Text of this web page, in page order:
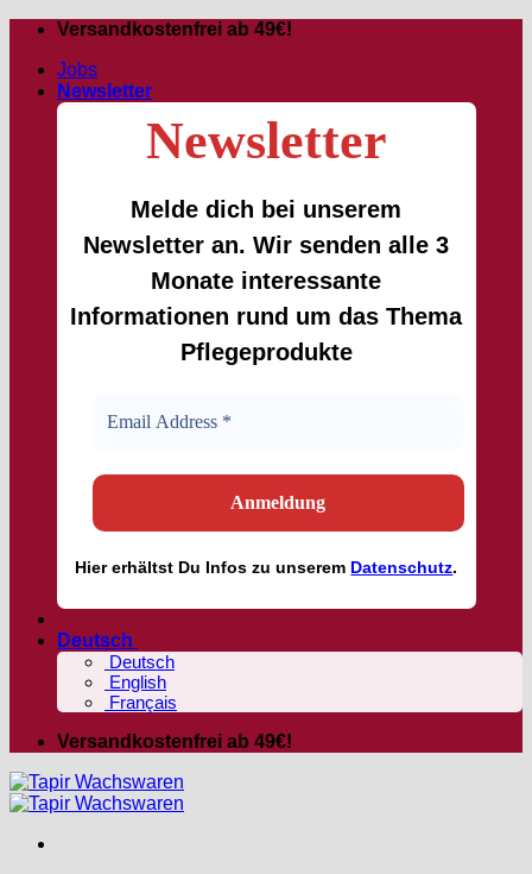
Zum
springen
Versandkostenfrei ab 49€!
Jobs
Newsletter
Newsletter
Melde dich bei unserem
Newsletter an. Wir senden alle 3
Monate interessante
Informationen rund um das Thema
Pflegeprodukte
Hiererhältst Du Infos zu unserem Datenschutz.
Deutsch
Deutsch
English
Français
Versandkostenfrei ab 49€!